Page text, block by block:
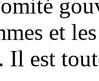
et
Il est